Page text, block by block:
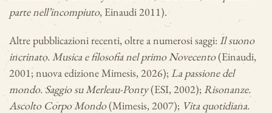
parte nell’incompiuto, Einaudi 2011).
Altre pubblicazioni recenti, oltre a numerosi saggi:Il suono
incrinato. Musica e filosofia nel primo Novecento(Einaudi,
2001; nuova edizione Mimesis, 2026);La passione del
mondo. Saggio su Merleau-Ponty(ESI, 2002);Risonanze.
Ascolto Corpo Mondo(Mimesis, 2007); Vita quotidiana.